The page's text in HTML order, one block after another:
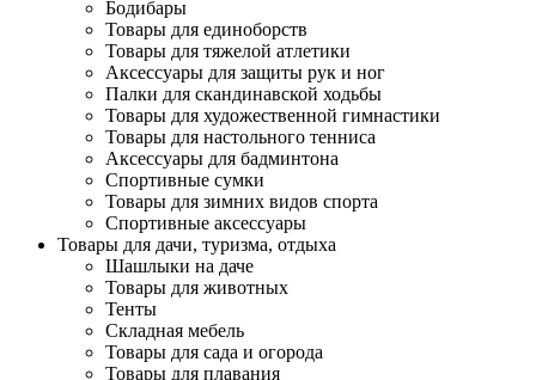
Бодибары
Товары для единоборств
Товары для тяжелой атлетики
Аксессуары для защиты рук и ног
Палки для скандинавской ходьбы
Товары для художественной гимнастики
Товары для настольного тенниса
Аксессуары для бадминтона
Спортивные сумки
Товары для зимних видов спорта
Спортивные аксессуары
Товары для дачи, туризма, отдыха
Шашлыки на даче
Товары для животных
Тенты
Складная мебель
Товары для сада и огорода
Товары для плавания